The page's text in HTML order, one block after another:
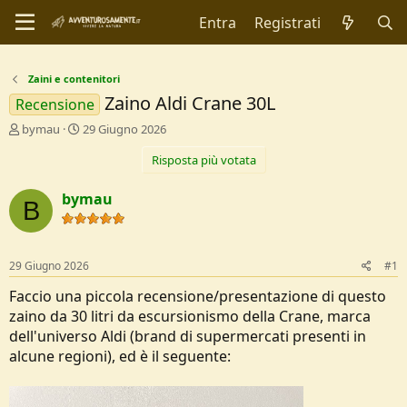
Entra Registrati
Zaini e contenitori
Recensione Zaino Aldi Crane 30L
C
t
o
r
D
i
s
c
u
s
s
bymau
D
d
i
I
i
z
o
29 Giugno 2026
Risposta più votata
B bymau
29 Giugno 2026 #1
Faccio una piccola recensione/presentazione di questo
zaino da 30 litri da escursionismo della Crane, marca
dell'universo Aldi (brand di supermercati presenti in
alcune regioni), ed è il seguente: